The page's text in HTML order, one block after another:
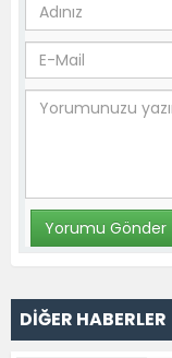
DİĞER HABERLER